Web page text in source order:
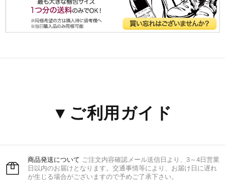
▼ご利用ガイド
商品発送について ご注文内容確認メール送信日より、3～4日営業
日以内のお届けとなります。交通事情等により、お届け日に遅れ
が生じる場合がございますので予めご了承下さい。